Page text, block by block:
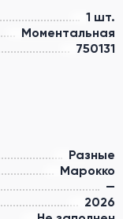
1 шт.
Моментальная
750131
Разные
Марокко
—
2026